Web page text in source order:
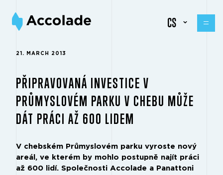
CS
21. MARCH 2013
PŘIPRAVOVANÁ INVESTICE V
PRŮMYSLOVÉM PARKU V CHEBU MŮŽE
DÁT PRÁCI AŽ 600 LIDEM
V chebském Průmyslovém parku vyroste nový
areál, ve kterém by mohlo postupně najít práci
až 600 lidí. Společnosti Accolade a Panattoni